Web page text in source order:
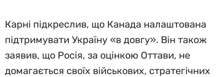
Карні підкреслив, що Канада налаштована
підтримувати Україну «в довгу». Він також
заявив, що Росія, за оцінкою Оттави, не
домагається своїх військових, стратегічних